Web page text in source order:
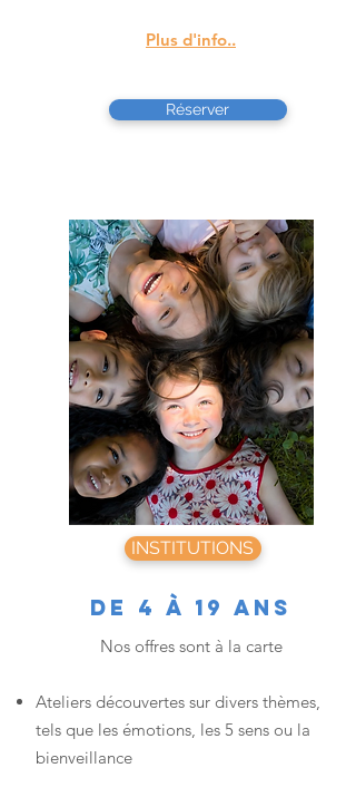
Plus d'info..
Réserver
INSTITUTIONS
DE 4 à 19 ANS
Nos offres sont à la carte
Ateliers découvertes sur divers thèmes,
tels que les émotions, les 5 sens ou la
bienveillance